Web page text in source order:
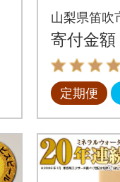
桃・巨
マスカ
山梨県笛吹
寄付金額
定期便